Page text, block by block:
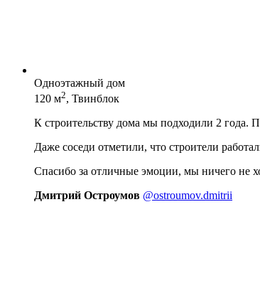
Одноэтажный дом
120 м2, Твинблок
К строительству дома мы подходили 2 года.
Даже соседи отметили, что строители
Спасибо за отличные эмоции, мы ничего не
Дмитрий Остроумов @ostroumov.dmitrii